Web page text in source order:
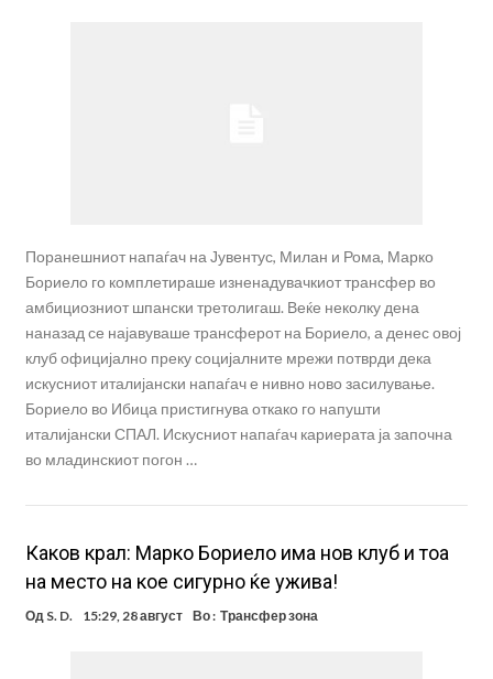
Поранешниот напаѓач на Јувентус, Милан и Рома, Марко
Бориело го комплетираше изненадувачкиот трансфер во
амбициозниот шпански третолигаш. Веќе неколку дена
наназад се најавуваше трансферот на Бориело, а денес овој
клуб официјално преку социјалните мрежи потврди дека
искусниот италијански напаѓач е нивно ново засилување.
Бориело во Ибица пристигнува откако го напушти
италијански СПАЛ. Искусниот напаѓач кариерата ја започна
во младинскиот погон …
Каков крал: Марко Бориело има нов клуб и тоа
на место на кое сигурно ќе ужива!
Од S. D. 15:29, 28 август Во : Трансфер зона